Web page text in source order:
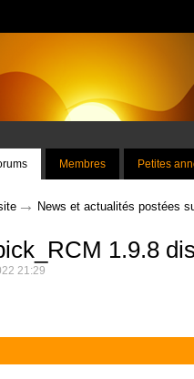
Membres Petites
→ News et actualités postées
1.9.8
21:29